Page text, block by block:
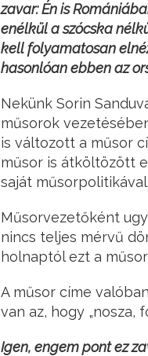
zavar: Én is
enélkül a szócska
kell folyamatosan
hasonlóan ebben az
Nekünk Sorin
műsorok
is változott a műsor
műsor is átköltözött
saját műsorpolitikával.
Műsorvezetőként
nincs teljes mérvű
holnaptól ezt a
A műsor címe
van az, hogy „nosza,
Igen, engem pont ez